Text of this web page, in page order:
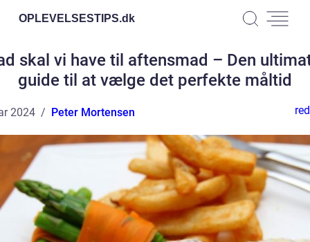
OPLEVELSESTIPS.dk
skal vi have til aftensmad – Den
guide til at vælge det perfekte måltid
2024 Peter Mortensen